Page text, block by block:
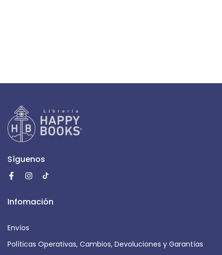
Síguenos
Infomación
Envíos
Políticas Operativas, Cambios, Devoluciones y Garantías